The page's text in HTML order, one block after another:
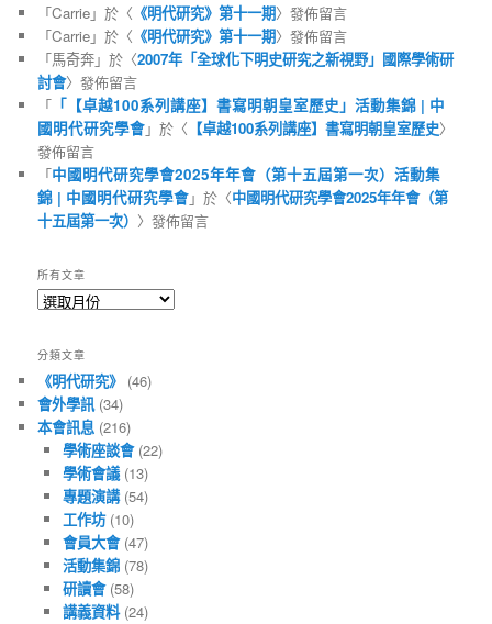
「Carrie」於〈 《明代研究》第十一期〉發佈留言
「Carrie」於〈 《明代研究》第十一期〉發佈留言
「馬奇奔」於〈2007年「全球化下明史研究之新視野」國際學術研
討會〉發佈留言
「 「【卓越100系列講座】書寫明朝皇室歷史」活動集錦 | 中
國明代研究學會」於〈 【卓越100系列講座】書寫明朝皇室歷史〉
發佈留言
「中國明代研究學會2025年年會（第十五屆第一次）活動集
錦 | 中國明代研究學會」於〈中國明代研究學會2025年年會（第
十五屆第一次） 〉發佈留言
所有文章
所
章
分類文章
《明代研究》 (46)
會外學訊(34)
本會訊息 (216)
學術座談會(22)
學術會議(13)
專題演講(54)
工作坊(10)
會員大會(47)
活動集錦(78)
研讀會(58)
講義資料(24)